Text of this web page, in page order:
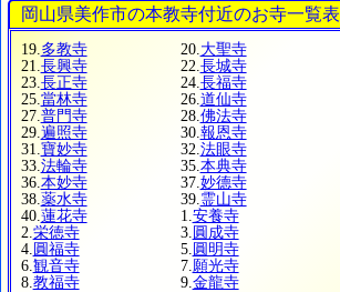
岡山県美作市の本教寺付近のお寺一覧表
19. 多教寺 20. 大聖寺
21. 長興寺 22. 長城寺
23. 長正寺 24. 長福寺
25. 當林寺 26. 道仙寺
27. 普門寺 28. 佛法寺
29. 遍照寺 30. 報恩寺
31. 寶妙寺 32. 法眼寺
33. 法輪寺 35. 本典寺
36. 本妙寺 37. 妙德寺
38. 薬水寺 39. 霊山寺
40. 蓮花寺 1. 安養寺
2. 栄徳寺 3. 圓成寺
4. 圓福寺 5. 圓明寺
6. 観音寺 7. 願光寺
8. 教福寺 9. 金龍寺